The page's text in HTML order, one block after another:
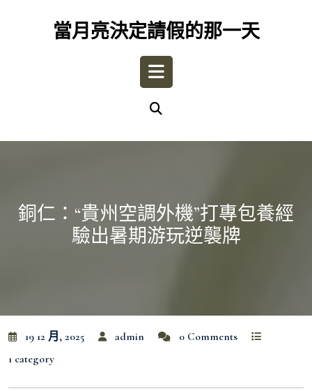
當月亮決定請假的那一天
Open
銅仁：“貴州空調外機”打專包養經
驗出暑期游玩逆襲牌
19 12 月, 2025 admin
0 Comments
1 category